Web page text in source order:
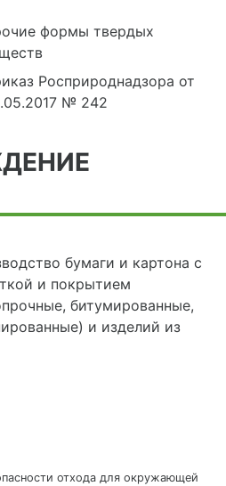
формы твердых
Росприроднадзора от
№ 242
бумаги и картона с
и покрытием
битумированные,
и изделий из
отхода для окружающей